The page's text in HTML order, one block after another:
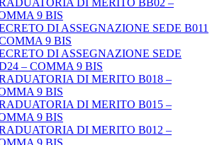
DI MERITO BB02 –
9 BIS
DI ASSEGNAZIONE SEDE B011
9 BIS
DI ASSEGNAZIONE SEDE
– COMMA 9 BIS
DI MERITO B018 –
9 BIS
DI MERITO B015 –
9 BIS
DI MERITO B012 –